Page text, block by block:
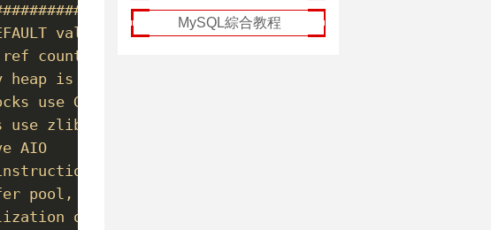
[100%]
value is deprecated. Please use --
count buffer pool pages
heap is disabled
use GCC atomic builtins
use zlib 1.2.3
AIO
pool, size = 128.0M
of buffer pool
MySQL綜合教程